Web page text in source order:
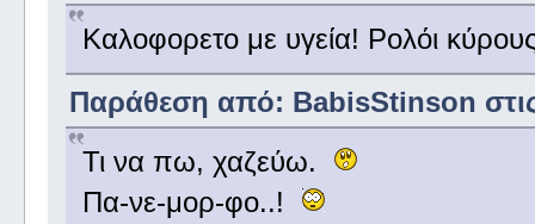
Καλοφορετο με υγεία! Ρολόι
Παράθεση από: BabisStinson
Τι να πω, χαζεύω.
Πα-νε-μορ-φο..!